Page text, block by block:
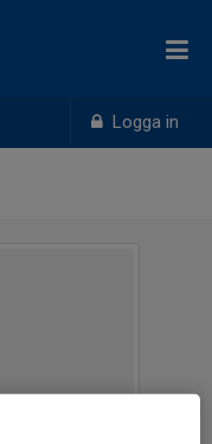
Logga in